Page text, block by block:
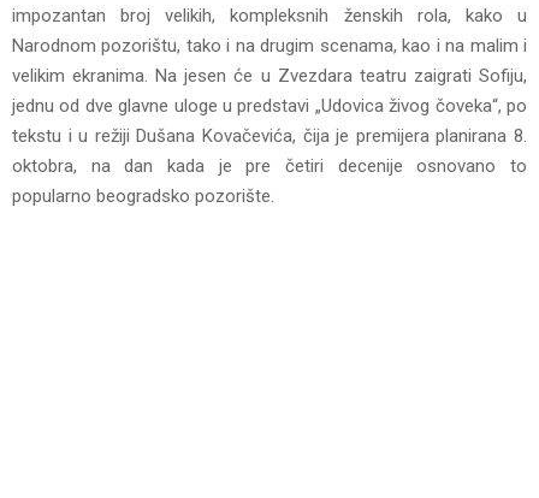
impozantan broj velikih, kompleksnih ženskih rola, kako u
Narodnom pozorištu, tako i na drugim scenama, kao i na malim i
velikim ekranima. Na jesen će u Zvezdara teatru zaigrati Sofiju,
jednu od dve glavne uloge u predstavi „Udovica živog čoveka“, po
tekstu i u režiji Dušana Kovačevića, čija je premijera planirana 8.
oktobra, na dan kada je pre četiri decenije osnovano to
popularno beogradsko pozorište.